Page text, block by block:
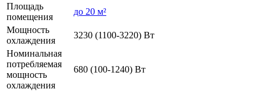
Площадь
помещения
до 20 м²
Мощность
охлаждения
3230 (1100-3220) Вт
Номинальная
потребляемая
мощность
охлаждения
680 (100-1240) Вт